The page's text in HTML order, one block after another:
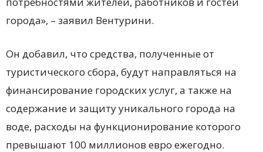
города», – заявил Вентурини.
Он добавил, что средства, полученные от
туристического сбора, будут направляться на
финансирование городских услуг, а также на
содержание и защиту уникального города на
воде, расходы на функционирование которого
превышают 100 миллионов евро ежегодно.